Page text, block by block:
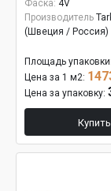
Фаска: 4V
Производитель
(Швеция / Россия)
Площадь упаковки:
Цена за 1 м2:
Цена за упаковку:
Купить